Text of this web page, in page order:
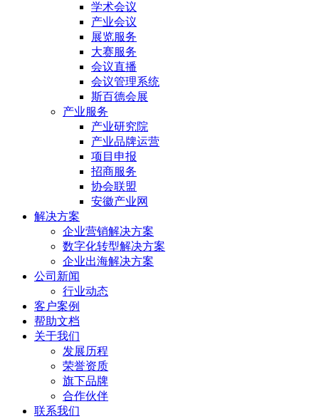
学术会议
产业会议
展览服务
大赛服务
会议直播
会议管理系统
斯百德会展
产业服务
产业研究院
产业品牌运营
项目申报
招商服务
协会联盟
安徽产业网
解决方案
企业营销解决方案
数字化转型解决方案
企业出海解决方案
公司新闻
行业动态
客户案例
帮助文档
关于我们
发展历程
荣誉资质
旗下品牌
合作伙伴
联系我们